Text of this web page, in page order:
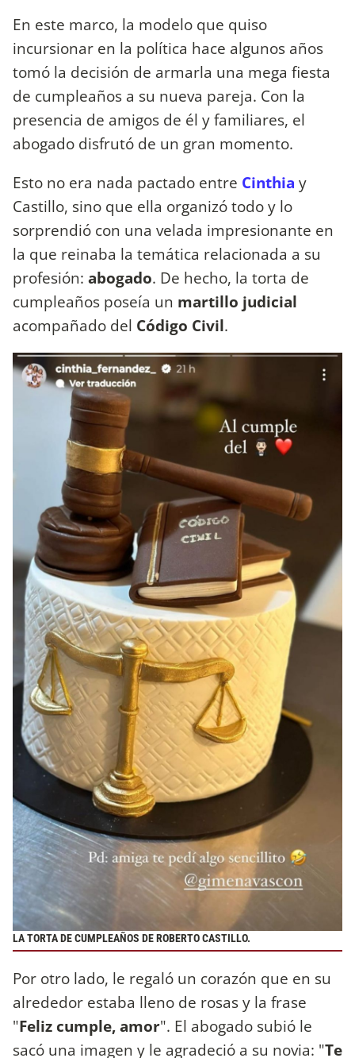
En este marco, la modelo que quiso
incursionar en la política hace algunos años
tomó la decisión de armarla una mega fiesta
de cumpleaños a su nueva pareja. Con la
presencia de amigos de él y familiares, el
abogado disfrutó de un gran momento.
Esto no era nada pactado entre Cinthia y
Castillo, sino que ella organizó todo y lo
sorprendió con una velada impresionante en
la que reinaba la temática relacionada a su
profesión: abogado. De hecho, la torta de
cumpleaños poseía un martillo judicial
acompañado del Código Civil.
LA TORTA DE CUMPLEAÑOS DE ROBERTO CASTILLO.
Por otro lado, le regaló un corazón que en su
alrededor estaba lleno de rosas y la frase
"Feliz cumple, amor". El abogado subió le
sacó una imagen y le agradeció a su novia: "Te